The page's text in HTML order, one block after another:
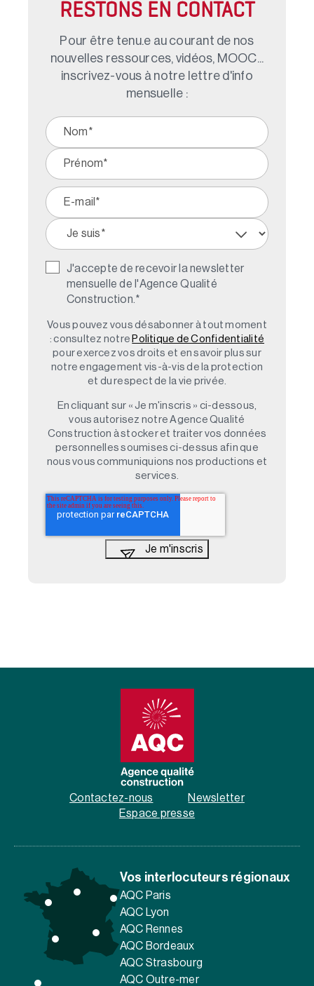
RESTONS EN CONTACT
Pour être tenu.e au courant de nos
nouvelles ressources, vidéos, MOOC...
inscrivez-vous à notre lettre d'info
mensuelle :
J'accepte de recevoir la newsletter
mensuelle de l'Agence Qualité
Construction. *
Vous pouvez vous désabonner à tout moment
: consultez notre Politique de Confidentialité
pour exercez vos droits et en savoir plus sur
notre engagement vis-à-vis de la protection
et du respect de la vie privée.
En cliquant sur « Je m'inscris » ci-dessous,
vous autorisez notre Agence Qualité
Construction à stocker et traiter vos données
personnelles soumises ci-dessus afin que
nous vous communiquions nos productions et
services.
Contactez-nous
Newsletter
Espace presse
Vos interlocuteurs régionaux
AQC Paris
AQC Lyon
AQC Rennes
AQC Bordeaux
AQC Strasbourg
AQC Outre-mer